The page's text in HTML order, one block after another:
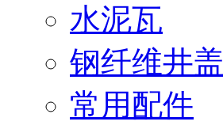
水泥瓦
钢纤维井盖
常用配件